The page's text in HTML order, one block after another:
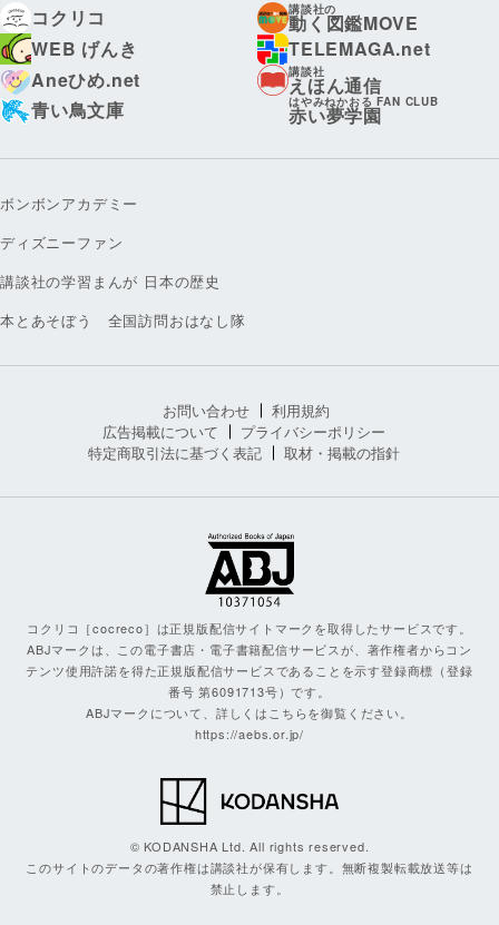
コクリコ
講談社の
動く図鑑MOVE
WEB げんき
TELEMAGA.net
Aneひめ.net
講談社
えほん通信
青い鳥文庫
はやみねかおる FAN CLUB
赤い夢学園
ボンボンアカデミー
ディズニーファン
講談社の学習まんが 日本の歴史
本とあそぼう 全国訪問おはなし隊
お問い合わせ
利用規約
広告掲載について
プライバシーポリシー
特定商取引法に基づく表記
取材・掲載の指針
コクリコ［cocreco］は正規版配信サイトマークを取得したサービスです。
ABJマークは、この電子書店・電子書籍配信サービスが、著作権者からコン
テンツ使用許諾を得た正規版配信サービスであることを示す登録商標（登録
番号 第6091713号）です。
ABJマークについて、詳しくはこちらを御覧ください。
https://aebs.or.jp/
© KODANSHA Ltd. All rights reserved.
このサイトのデータの著作権は講談社が保有します。無断複製転載放送等は
禁止します。